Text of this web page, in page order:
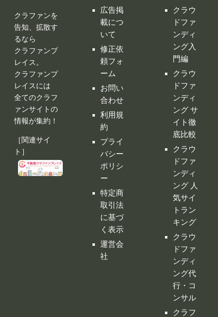
クラファンを
告知、拡散す
るなら
クラファンプ
レイス。
クラファンプ
レイスには
全てのクラフ
ァンサイトの
情報が集約！
［関連サイ
プレイスに
ついて
広告掲
載につ
いて
修正依
頼フォ
ーム
お問い
合わせ
利用規
約
プライ
バシー
ポリシ
ー
特定商
取引法
に基づ
プレイス コ
ンテンツ
クラウ
ドファ
ンディ
ング入
門編
クラウ
ドファ
ンディ
ング サ
イト徹
底比較
クラウ
ドファ
ンディ
ング 人
気サイ
トラン
キング
クラウ
ドファ
ンディ
ング代